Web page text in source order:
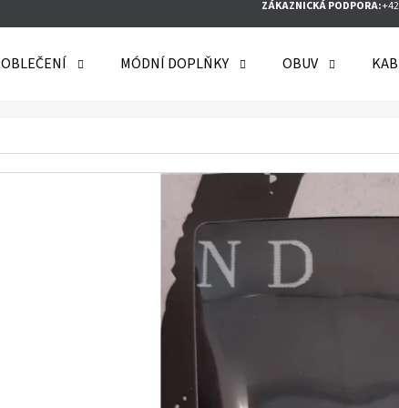
ZÁKAZNICKÁ PODPORA:
OBLEČENÍ MÓDNÍ DOPLŇKY OBUV
HLEDAT
DOPORUČUJEME